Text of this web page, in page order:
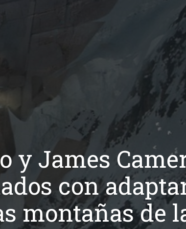
y James
con
montañas de